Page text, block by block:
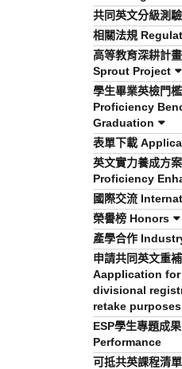
共同英文分級測
相關法規
高等教育深耕計
Sprout Project
學生畢業英檢門
Proficiency
Graduation
表單下載
英文實力養成方
Proficiency
國際交流
榮譽榜 Honors
產學合作
申請共同英文重
Aapplication
divisional
retake purposes
ESP學生專題成
Performance
可抵共英課程清單